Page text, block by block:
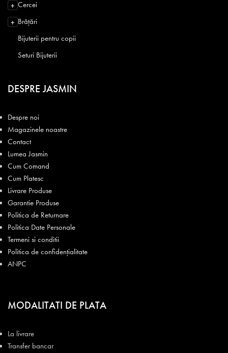
+ Cercei
+ Brățări
Bijuterii pentru copii
Seturi Bijuterii
DESPRE JASMIN
Despre noi
Magazinele noastre
Contact
Lumea Jasmin
Cum Comand
Cum Platesc
Livrare Produse
Garantie Produse
Politica de Returnare
Politica Date Personale
Termeni si conditii
Politica de confidențialitate
ANPC
MODALITATI DE PLATA
La livrare
Transfer bancar